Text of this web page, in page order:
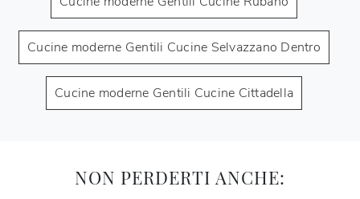
Cucine moderne Gentili Cucine Selvazzano Dentro
Cucine moderne Gentili Cucine Cittadella
NON PERDERTI ANCHE: